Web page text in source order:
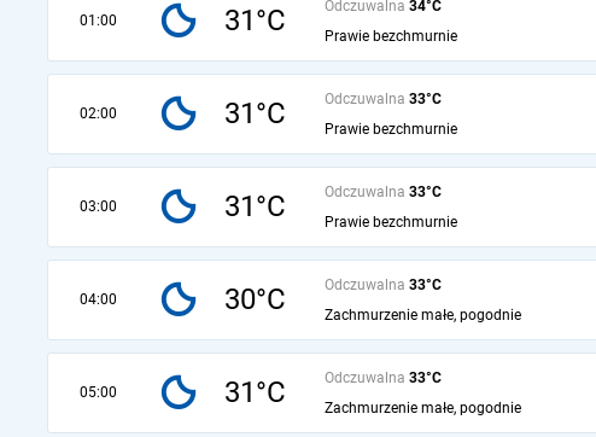
01:00 31°C Odczuwalna 34°C
Prawie bezchmurnie
02:00 31°C Odczuwalna 33°C
Prawie bezchmurnie
03:00 31°C Odczuwalna 33°C
Prawie bezchmurnie
04:00 30°C Odczuwalna 33°C
Zachmurzenie małe, pogodnie
05:00 31°C Odczuwalna 33°C
Zachmurzenie małe, pogodnie